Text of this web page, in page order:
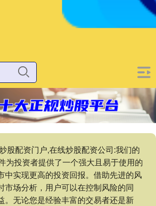
股配资门户,在线炒股配资公司:我们的
为投资者提供了一个强大且易于使用的
中实现更高的投资回报。借助先进的风
市场分析，用户可以在控制风险的同
。无论您是经验丰富的交易者还是新